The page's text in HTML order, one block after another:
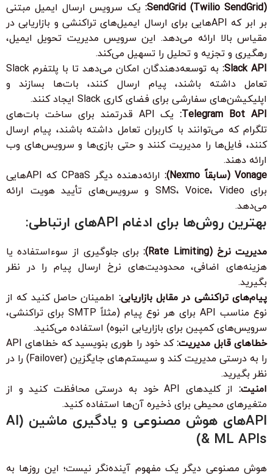
SendGrid (Twilio SendGrid): یک سرویس ارسال ایمیل مبتنی
بر ابر که APIهایی برای ارسال ایمیل‌های تراکنشی و بازاریابی در
مقیاس بالا ارائه می‌دهد. این سرویس مدیریت تحویل ایمیل،
رهگیری و تجزیه و تحلیل را تسهیل می‌کند.
Slack API:
به توسعه‌دهندگان امکان می‌دهد تا با پلتفرم Slack
تعامل داشته باشند، پیام ارسال کنند، بات‌ها بسازند و
اپلیکیشن‌های سفارشی برای فضای کاری Slack ایجاد کنند.
Telegram Bot API:
یک API قدرتمند برای ساخت بات‌های
تلگرام که می‌توانند با کاربران تعامل داشته باشند، پیام ارسال
کنند، فایل‌ها را مدیریت کنند و حتی بازی‌ها و سرویس‌های وب
ارائه دهند.
Vonage (سابقاً Nexmo):
ارائه‌دهنده دیگر CPaaS که APIهایی
برای SMS، Voice، Video و سرویس‌های تأیید هویت ارائه
می‌دهد.
بهترین روش‌ها برای ادغام APIهای ارتباطی:
مدیریت نرخ (Rate Limiting):
برای جلوگیری از سوءاستفاده یا
هزینه‌های اضافی، محدودیت‌های نرخ ارسال پیام را در نظر
بگیرید.
پیام‌های تراکنشی در مقابل بازاریابی: اطمینان حاصل کنید که از
نوع مناسب API برای هر نوع پیام (مثلاً SMTP برای تراکنشی،
سرویس‌های کمپین برای بازاریابی انبوه) استفاده می‌کنید.
خطاهای قابل مدیریت:
کد خود را طوری بنویسید که خطاهای API
را به درستی مدیریت کند و سیستم‌های جایگزین (Failover) را در
نظر بگیرید.
امنیت:
از کلیدهای API خود به درستی محافظت کنید و از
متغیرهای محیطی برای ذخیره آن‌ها استفاده کنید.
APIهای هوش مصنوعی و یادگیری ماشین (AI
& ML APIs)
هوش مصنوعی دیگر یک مفهوم آینده‌نگر نیست؛ این روزها به